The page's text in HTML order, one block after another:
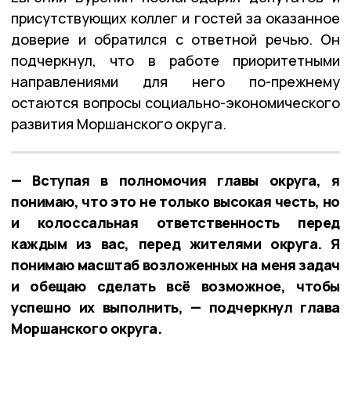
присутствующих коллег и гостей за оказанное
доверие и обратился с ответной речью. Он
подчеркнул, что в работе приоритетными
направлениями для него по-прежнему
остаются вопросы социально-экономического
развития Моршанского округа.
— Вступая в полномочия главы округа, я
понимаю, что это не только высокая честь, но
и колоссальная ответственность перед
каждым из вас, перед жителями округа. Я
понимаю масштаб возложенных на меня задач
и обещаю сделать всё возможное, чтобы
успешно их выполнить, — подчеркнул глава
Моршанского округа.